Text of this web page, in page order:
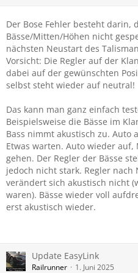
Der Bose Fehler besteht darin,
Bässe/Mitten/Höhen nicht
nächsten Neustart des
Vorsicht: Die Regler auf der
dabei auf der gewünschten
selbst steht wieder auf neutral!
Das kann man ganz einfach
Beispielsweise die Bässe im
Bass nimmt akustisch zu. Auto
Etwas warten. Auto wieder
gehen. Der Regler der Bässe
jedoch nicht stark. Regler
verändert sich akustisch nicht
waren). Bässe wieder voll
erst akustisch wieder.
Update EasyLink
Railrunner 1. Juni 2025